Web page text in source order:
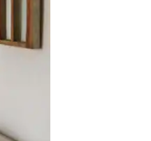
o dedo na tela.